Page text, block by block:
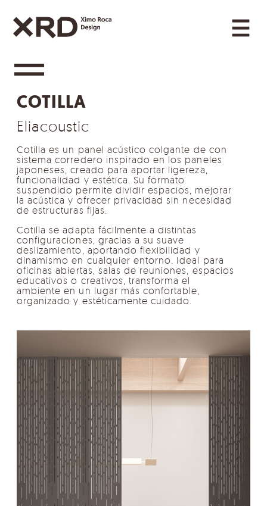
Saltar al contenido
Navegación principal
Categories Navigation
COTILLA
Eliacoustic
Cotilla es un panel acústico colgante de con
sistema corredero inspirado en los paneles
japoneses, creado para aportar ligereza,
funcionalidad y estética. Su formato
suspendido permite dividir espacios, mejorar
la acústica y ofrecer privacidad sin necesidad
de estructuras fijas.
Cotilla se adapta fácilmente a distintas
configuraciones, gracias a su suave
deslizamiento, aportando flexibilidad y
dinamismo en cualquier entorno. Ideal para
oficinas abiertas, salas de reuniones, espacios
educativos o creativos, transforma el
ambiente en un lugar más confortable,
organizado y estéticamente cuidado.